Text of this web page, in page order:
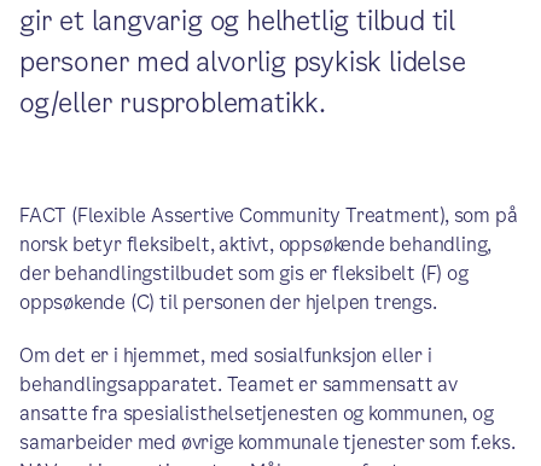
gir et langvarig og helhetlig tilbud til
personer med alvorlig psykisk lidelse
og/eller rusproblematikk.
FACT (Flexible Assertive Community Treatment), som på
norsk betyr fleksibelt, aktivt, oppsøkende behandling,
der behandlingstilbudet som gis er fleksibelt (F) og
oppsøkende (C) til personen der hjelpen trengs.
Om det er i hjemmet, med sosialfunksjon eller i
behandlingsapparatet. Teamet er sammensatt av
ansatte fra spesialisthelsetjenesten og kommunen, og
samarbeider med øvrige kommunale tjenester som f.eks.